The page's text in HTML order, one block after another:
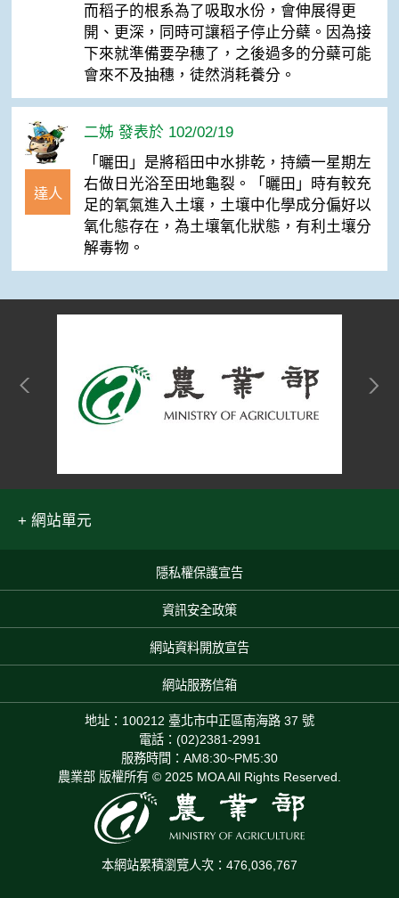
而稻子的根系為了吸取水份，會伸展得更
開、更深，同時可讓稻子停止分蘗。因為接
下來就準備要孕穗了，之後過多的分蘗可能
會來不及抽穗，徒然消耗養分。
達人
二姊 發表於 102/02/19
「曬田」是將稻田中水排乾，持續一星期左
右做日光浴至田地龜裂。「曬田」時有較充
足的氧氣進入土壤，土壤中化學成分偏好以
氧化態存在，為土壤氧化狀態，有利土壤分
解毒物。
網站單元
隱私權保護宣告
資訊安全政策
網站資料開放宣告
網站服務信箱
地址：100212 臺北市中正區南海路 37 號
電話：(02)2381-2991
服務時間：AM8:30~PM5:30
農業部 版權所有 © 2025 MOA All Rights Reserved.
本網站累積瀏覽人次：476,036,767